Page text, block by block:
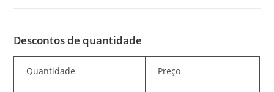
Descontos de quantidade
Quantidade Preço